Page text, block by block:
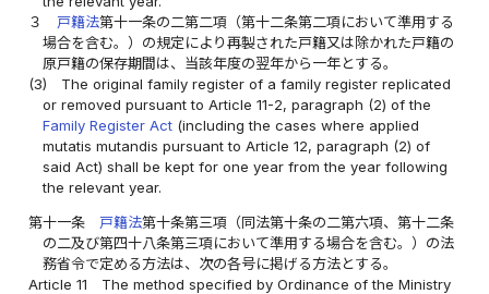
３
戸籍法第十一条の二第二項（第十二条第二項において準用する
場合を含む。）の規定により再製された戸籍又は除かれた戸籍の
原戸籍の保存期間は、当該年度の翌年から一年とする。
(3)
The original family register of a family register replicated
or removed pursuant to Article 11-2, paragraph (2) of the
Family Register Act (including the cases where applied
mutatis mutandis pursuant to Article 12, paragraph (2) of
said Act) shall be kept for one year from the year following
the relevant year.
第十一条 戸籍法第十条第三項（同法第十条の二第六項、第十二条
の二及び第四十八条第三項において準用する場合を含む。）の法
務省令で定める方法は、次の各号に掲げる方法とする。
Article 11
The method specified by Ordinance of the Ministry